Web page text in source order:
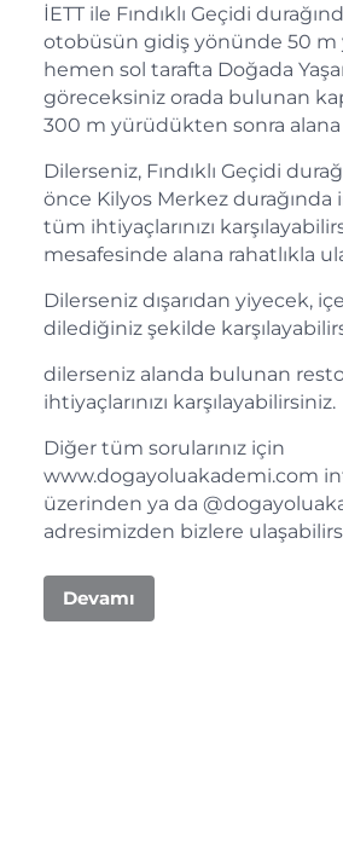
İETT ile Fındıklı Geçidi
otobüsün gidiş yönünde 50
hemen sol tarafta Doğada
göreceksiniz orada bulunan
300 m yürüdükten sonra alana
Dilerseniz, Fındıklı Geçidi
önce Kilyos Merkez
tüm ihtiyaçlarınızı
mesafesinde alana rahatlıkla
Dilerseniz dışarıdan yiyecek,
dilediğiniz şekilde
dilerseniz alanda bulunan
ihtiyaçlarınızı karşılayabilirsiniz.
Diğer tüm sorularınız için
www.dogayoluakademi.com
üzerinden ya da
adresimizden bizlere
Devamı